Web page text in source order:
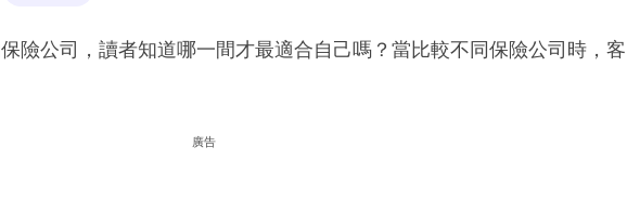
險公司，讀者知道哪一間才最適合自己嗎？當比較不同保險公司時，客
廣告